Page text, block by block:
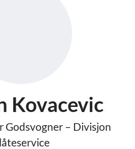
Kovacevic
Godsvogner – Divisjon